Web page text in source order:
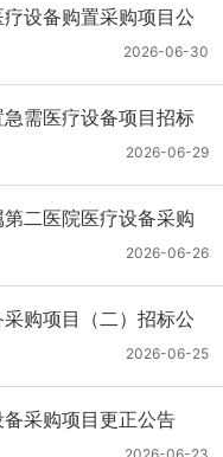
设备购置采购项目公
2026-06-30
需医疗设备项目招标
2026-06-29
二医院医疗设备采购
2026-06-26
购项目（二）招标公
2026-06-25
采购项目更正公告